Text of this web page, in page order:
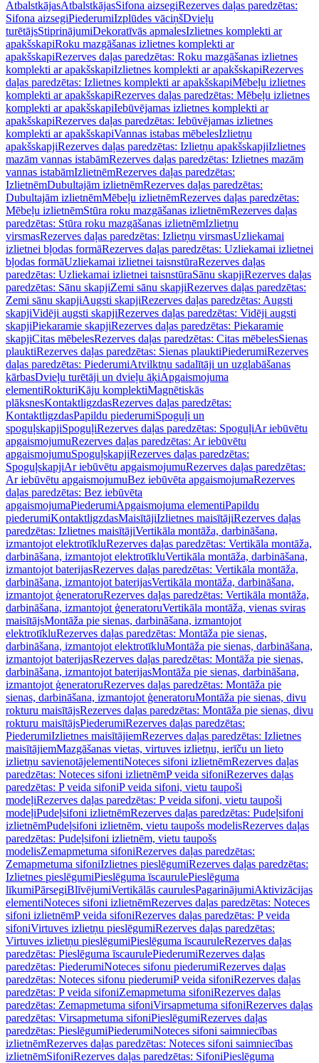
AtbalstkājasAtbalstkājasSifona aizsegiRezerves daļas paredzētas:
Sifona aizsegiPiederumiIzplūdes vāciņšDvieļu
turētājsStiprinājumiDekoratīvās apmalesIzlietnes komplekti ar
apakšskapiRoku mazgāšanas izlietnes komplekti ar
apakšskapiRezerves daļas paredzētas: Roku mazgāšanas izlietnes
komplekti ar apakšskapiIzlietnes komplekti ar apakšskapiRezerves
daļas paredzētas: Izlietnes komplekti ar apakšskapiMēbeļu izlietnes
komplekti ar apakšskapiRezerves daļas paredzētas: Mēbeļu izlietnes
komplekti ar apakšskapiIebūvējamas izlietnes komplekti ar
apakšskapiRezerves daļas paredzētas: Iebūvējamas izlietnes
komplekti ar apakšskapiVannas istabas mēbelesIzlietņu
apakšskapjiRezerves daļas paredzētas: Izlietņu apakšskapjiIzlietnes
mazām vannas istabāmRezerves daļas paredzētas: Izlietnes mazām
vannas istabāmIzlietnēmRezerves daļas paredzētas:
IzlietnēmDubultajām izlietnēmRezerves daļas paredzētas:
Dubultajām izlietnēmMēbeļu izlietnēmRezerves daļas paredzētas:
Mēbeļu izlietnēmStūra roku mazgāšanas izlietnēmRezerves daļas
paredzētas: Stūra roku mazgāšanas izlietnēmIzlietņu
virsmasRezerves daļas paredzētas: Izlietņu virsmasUzliekamai
izlietnei bļodas formāRezerves daļas paredzētas: Uzliekamai izlietnei
bļodas formāUzliekamai izlietnei taisnstūraRezerves daļas
paredzētas: Uzliekamai izlietnei taisnstūraSānu skapjiRezerves daļas
paredzētas: Sānu skapjiZemi sānu skapjiRezerves daļas paredzētas:
Zemi sānu skapjiAugsti skapjiRezerves daļas paredzētas: Augsti
skapjiVidēji augsti skapjiRezerves daļas paredzētas: Vidēji augsti
skapjiPiekaramie skapjiRezerves daļas paredzētas: Piekaramie
skapjiCitas mēbelesRezerves daļas paredzētas: Citas mēbelesSienas
plauktiRezerves daļas paredzētas: Sienas plauktiPiederumiRezerves
daļas paredzētas: PiederumiAtvilktņu sadalītāji un uzglabāšanas
kārbasDvieļu turētāji un dvieļu āķiApgaismojuma
elementiRokturiKāju komplektiMagnētiskās
plāksnesKontaktligzdasRezerves daļas paredzētas:
KontaktligzdasPapildu piederumiSpoguļi un
spoguļskapjiSpoguļiRezerves daļas paredzētas: SpoguļiAr iebūvētu
apgaismojumuRezerves daļas paredzētas: Ar iebūvētu
apgaismojumuSpoguļskapjiRezerves daļas paredzētas:
SpoguļskapjiAr iebūvētu apgaismojumuRezerves daļas paredzētas:
Ar iebūvētu apgaismojumuBez iebūvēta apgaismojumaRezerves
daļas paredzētas: Bez iebūvēta
apgaismojumaPiederumiApgaismojuma elementiPapildu
piederumiKontaktligzdasMaisītājiIzlietnes maisītājiRezerves daļas
paredzētas: Izlietnes maisītājiVertikāla montāža, darbināšana,
izmantojot elektrotīkluRezerves daļas paredzētas: Vertikāla montāža,
darbināšana, izmantojot elektrotīkluVertikāla montāža, darbināšana,
izmantojot baterijasRezerves daļas paredzētas: Vertikāla montāža,
darbināšana, izmantojot baterijasVertikāla montāža, darbināšana,
izmantojot ģeneratoruRezerves daļas paredzētas: Vertikāla montāža,
darbināšana, izmantojot ģeneratoruVertikāla montāža, vienas sviras
maisītājsMontāža pie sienas, darbināšana, izmantojot
elektrotīkluRezerves daļas paredzētas: Montāža pie sienas,
darbināšana, izmantojot elektrotīkluMontāža pie sienas, darbināšana,
izmantojot baterijasRezerves daļas paredzētas: Montāža pie sienas,
darbināšana, izmantojot baterijasMontāža pie sienas, darbināšana,
izmantojot ģeneratoruRezerves daļas paredzētas: Montāža pie
sienas, darbināšana, izmantojot ģeneratoruMontāža pie sienas, divu
rokturu maisītājsRezerves daļas paredzētas: Montāža pie sienas, divu
rokturu maisītājsPiederumiRezerves daļas paredzētas:
PiederumiIzlietnes maisītājiemRezerves daļas paredzētas: Izlietnes
maisītājiemMazgāšanas vietas, virtuves izlietņu, ierīču un lieto
izlietņu savienotājelementiNoteces sifoni izlietnēmRezerves daļas
paredzētas: Noteces sifoni izlietnēmP veida sifoniRezerves daļas
paredzētas: P veida sifoniP veida sifoni, vietu taupoši
modeļiRezerves daļas paredzētas: P veida sifoni, vietu taupoši
modeļiPudeļsifoni izlietnēmRezerves daļas paredzētas: Pudeļsifoni
izlietnēmPudeļsifoni izlietnēm, vietu taupošs modelisRezerves daļas
paredzētas: Pudeļsifoni izlietnēm, vietu taupošs
modelisZemapmetuma sifoniRezerves daļas paredzētas:
Zemapmetuma sifoniIzlietnes pieslēgumiRezerves daļas paredzētas:
Izlietnes pieslēgumiPieslēguma īscaurulePieslēguma
līkumiPārsegiBlīvējumiVertikālās caurulesPagarinājumiAktivizācijas
elementiNoteces sifoni izlietnēmRezerves daļas paredzētas: Noteces
sifoni izlietnēmP veida sifoniRezerves daļas paredzētas: P veida
sifoniVirtuves izlietņu pieslēgumiRezerves daļas paredzētas:
Virtuves izlietņu pieslēgumiPieslēguma īscauruleRezerves daļas
paredzētas: Pieslēguma īscaurulePiederumiRezerves daļas
paredzētas: PiederumiNoteces sifonu piederumiRezerves daļas
paredzētas: Noteces sifonu piederumiP veida sifoniRezerves daļas
paredzētas: P veida sifoniZemapmetuma sifoniRezerves daļas
paredzētas: Zemapmetuma sifoniVirsapmetuma sifoniRezerves daļas
paredzētas: Virsapmetuma sifoniPieslēgumiRezerves daļas
paredzētas: PieslēgumiPiederumiNoteces sifoni saimniecības
izlietnēmRezerves daļas paredzētas: Noteces sifoni saimniecības
izlietnēmSifoniRezerves daļas paredzētas: SifoniPieslēguma